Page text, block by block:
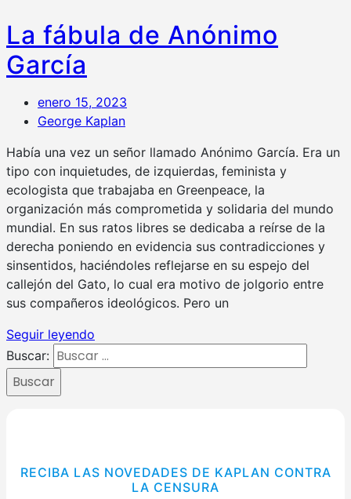
La fábula de Anónimo
García
enero 15, 2023
George Kaplan
Había una vez un señor llamado Anónimo García. Era un
tipo con inquietudes, de izquierdas, feminista y
ecologista que trabajaba en Greenpeace, la
organización más comprometida y solidaria del mundo
mundial. En sus ratos libres se dedicaba a reírse de la
derecha poniendo en evidencia sus contradicciones y
sinsentidos, haciéndoles reflejarse en su espejo del
callejón del Gato, lo cual era motivo de jolgorio entre
sus compañeros ideológicos. Pero un
Seguir leyendo
Buscar:
Buscar
RECIBA LAS NOVEDADES DE KAPLAN CONTRA
LA CENSURA